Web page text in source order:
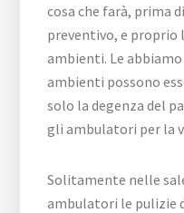
cosa che farà, prima
preventivo, e proprio
ambienti. Le
ambienti possono
solo la degenza del
gli ambulatori per la
Solitamente nelle
ambulatori le pulizie